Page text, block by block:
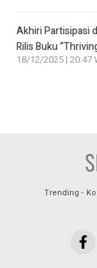
Akhiri Partisipasi
Rilis Buku
18/12/2025 | 20:47
Trending